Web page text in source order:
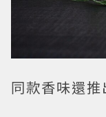
同款香味還推